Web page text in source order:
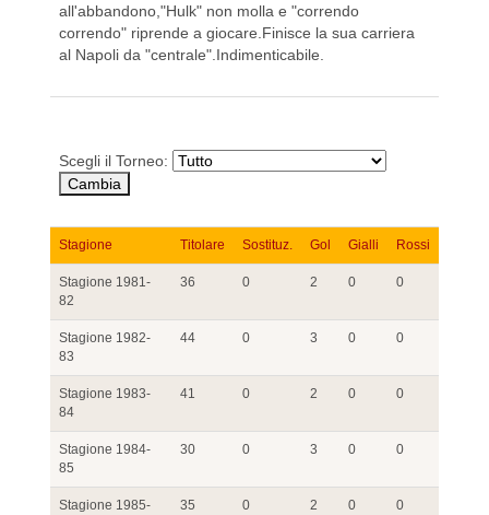
all'abbandono,"Hulk" non molla e "correndo
correndo" riprende a giocare.Finisce la sua carriera
al Napoli da "centrale".Indimenticabile.
Scegli il Torneo:
Stagione Titolare Sostituz. Gol Gialli Rossi
Stagione 1981-
82
36 0 2 0 0
Stagione 1982-
83
44 0 3 0 0
Stagione 1983-
84
41 0 2 0 0
Stagione 1984-
85
30 0 3 0 0
Stagione 1985-
35 0 2 0 0